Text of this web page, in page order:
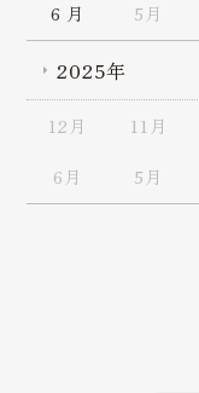
6 月 5月
2025年
12月 11月
6月 5月